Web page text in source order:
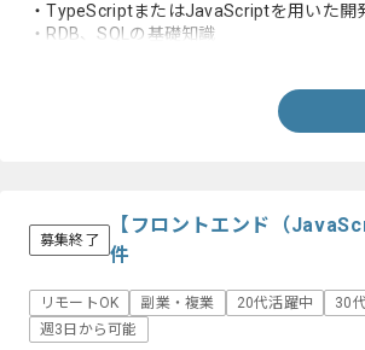
・TypeScriptまたはJavaScriptを用いた開
・RDB、SQLの基礎知識
募集終了
【フロントエンド（
件
リモートOK 副業・複業 20代活躍中 30
週3日から可能